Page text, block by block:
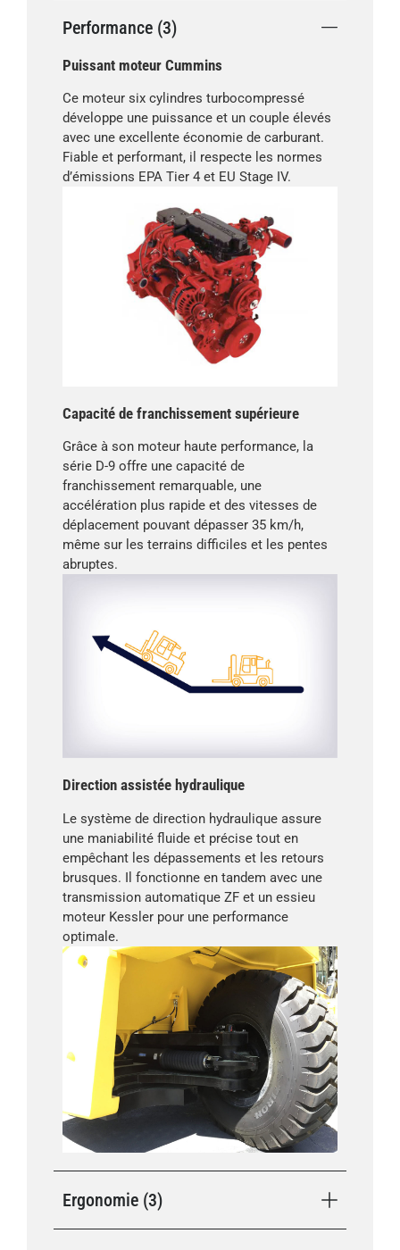
Performance (3)
Puissant moteur Cummins
Ce moteur six cylindres turbocompressé
développe une puissance et un couple élevés
avec une excellente économie de carburant.
Fiable et performant, il respecte les normes
d’émissions EPA Tier 4 et EU Stage IV.
Capacité de franchissement supérieure
Grâce à son moteur haute performance, la
série D-9 offre une capacité de
franchissement remarquable, une
accélération plus rapide et des vitesses de
déplacement pouvant dépasser 35 km/h,
même sur les terrains difficiles et les pentes
abruptes.
Direction assistée hydraulique
Le système de direction hydraulique assure
une maniabilité fluide et précise tout en
empêchant les dépassements et les retours
brusques. Il fonctionne en tandem avec une
transmission automatique ZF et un essieu
moteur Kessler pour une performance
optimale.
Ergonomie (3)